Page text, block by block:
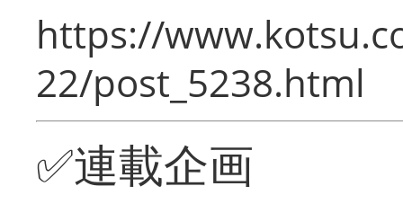
https://
22/post_5238.html
✅連載企画